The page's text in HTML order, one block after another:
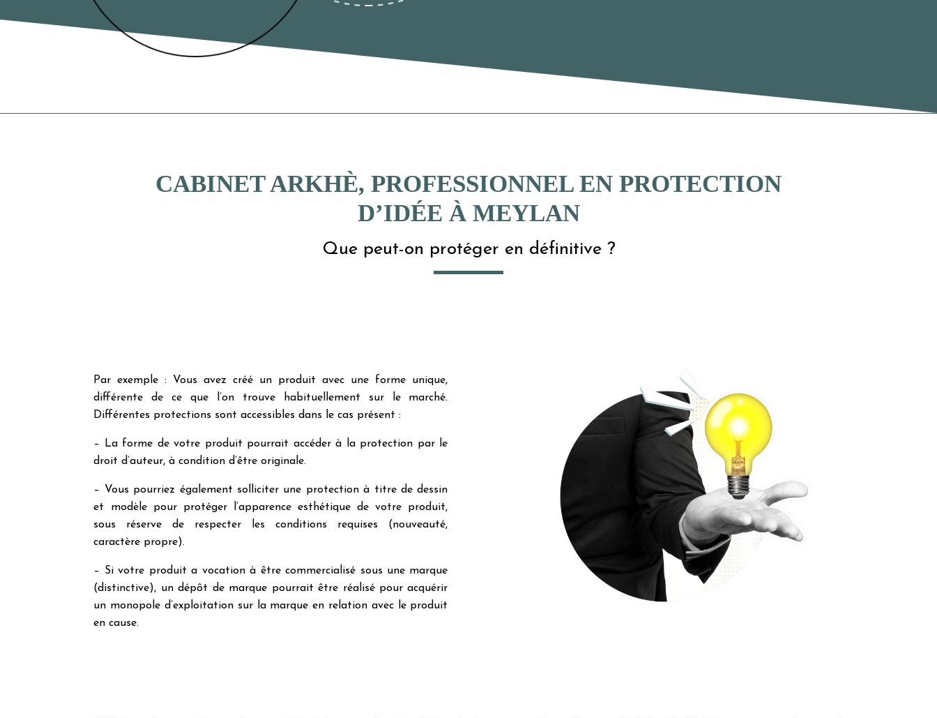
CABINET ARKHÈ, PROFESSIONNEL EN PROTECTION
D’IDÉE À MEYLAN
Que peut-on protéger en définitive ?
Par exemple : Vous avez créé un produit avec une forme unique,
différente de ce que l’on trouve habituellement sur le marché.
Différentes protections sont accessibles dans le cas présent :
– La forme de votre produit pourrait accéder à la protection par le
droit d’auteur, à condition d’être originale.
– Vous pourriez également solliciter une protection à titre de dessin
et modèle pour protéger l’apparence esthétique de votre produit,
sous réserve de respecter les conditions requises (nouveauté,
caractère propre).
– Si votre produit a vocation à être commercialisé sous une marque
(distinctive), un dépôt de marque pourrait être réalisé pour acquérir
un monopole d’exploitation sur la marque en relation avec le produit
en cause.